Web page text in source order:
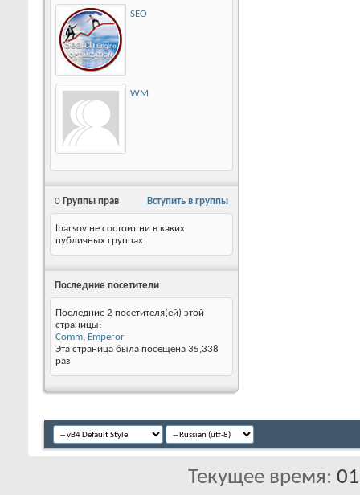
SEO
WM
Вступить в группы
0 Группы прав
lbarsov не состоит ни в каких
публичных группах
Последние посетители
Последние 2 посетителя(ей) этой
страницы:
Comm, Emperor
Эта страница была посещена 35,338
раз
Текущее время: